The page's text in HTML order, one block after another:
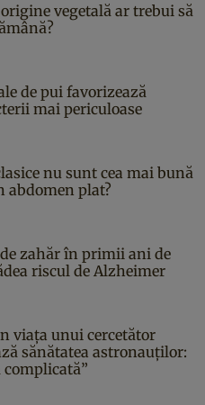
vegetală ar trebui să
de pui favorizează
mai periculoase
nu sunt cea mai bună
abdomen plat?
zahăr în primii ani de
riscul de Alzheimer
viața unui cercetător
sănătatea astronauților:
complicată”